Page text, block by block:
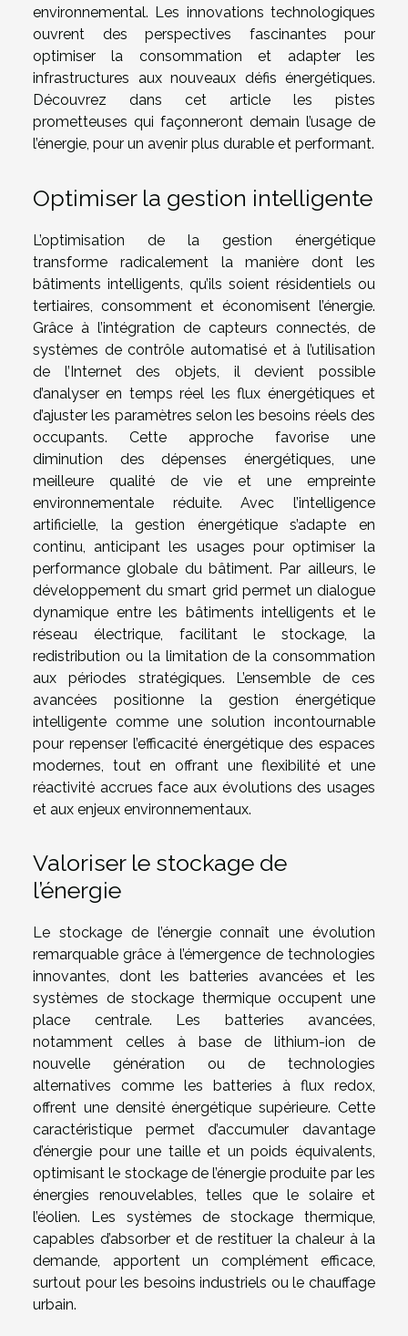
environnemental. Les innovations technologiques
ouvrent des perspectives fascinantes pour
optimiser la consommation et adapter les
infrastructures aux nouveaux défis énergétiques.
Découvrez dans cet article les pistes
prometteuses qui façonneront demain l’usage de
l’énergie, pour un avenir plus durable et performant.
Optimiser la gestion intelligente
L’optimisation de la gestion énergétique
transforme radicalement la manière dont les
bâtiments intelligents, qu’ils soient résidentiels ou
tertiaires, consomment et économisent l’énergie.
Grâce à l’intégration de capteurs connectés, de
systèmes de contrôle automatisé et à l’utilisation
de l’Internet des objets, il devient possible
d’analyser en temps réel les flux énergétiques et
d’ajuster les paramètres selon les besoins réels des
occupants. Cette approche favorise une
diminution des dépenses énergétiques, une
meilleure qualité de vie et une empreinte
environnementale réduite. Avec l’intelligence
artificielle, la gestion énergétique s’adapte en
continu, anticipant les usages pour optimiser la
performance globale du bâtiment. Par ailleurs, le
développement du smart grid permet un dialogue
dynamique entre les bâtiments intelligents et le
réseau électrique, facilitant le stockage, la
redistribution ou la limitation de la consommation
aux périodes stratégiques. L’ensemble de ces
avancées positionne la gestion énergétique
intelligente comme une solution incontournable
pour repenser l’efficacité énergétique des espaces
modernes, tout en offrant une flexibilité et une
réactivité accrues face aux évolutions des usages
et aux enjeux environnementaux.
Valoriser le stockage de
l’énergie
Le stockage de l’énergie connaît une évolution
remarquable grâce à l’émergence de technologies
innovantes, dont les batteries avancées et les
systèmes de stockage thermique occupent une
place centrale. Les batteries avancées,
notamment celles à base de lithium-ion de
nouvelle génération ou de technologies
alternatives comme les batteries à flux redox,
offrent une densité énergétique supérieure. Cette
caractéristique permet d’accumuler davantage
d’énergie pour une taille et un poids équivalents,
optimisant le stockage de l’énergie produite par les
énergies renouvelables, telles que le solaire et
l’éolien. Les systèmes de stockage thermique,
capables d’absorber et de restituer la chaleur à la
demande, apportent un complément efficace,
surtout pour les besoins industriels ou le chauffage
urbain.